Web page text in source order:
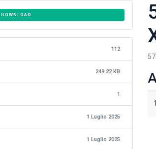
DOWNLOAD
112
249.22 KB
1
1 Luglio 2025
1 Luglio 2025